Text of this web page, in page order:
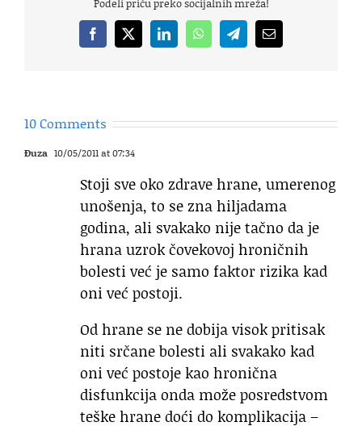
Podeli priču preko socijalnih mreža!
Facebook
X LinkedInWhatsAppTelegramEmail
10 Comments
Đuza 10/05/2011 at 07:34
Stoji sve oko zdrave hrane, umerenog
unošenja, to se zna hiljadama
godina, ali svakako nije tačno da je
hrana uzrok čovekovoj hroničnih
bolesti već je samo faktor rizika kad
oni već postoji.
Od hrane se ne dobija visok pritisak
niti srčane bolesti ali svakako kad
oni već postoje kao hronična
disfunkcija onda može posredstvom
teške hrane doći do komplikacija –